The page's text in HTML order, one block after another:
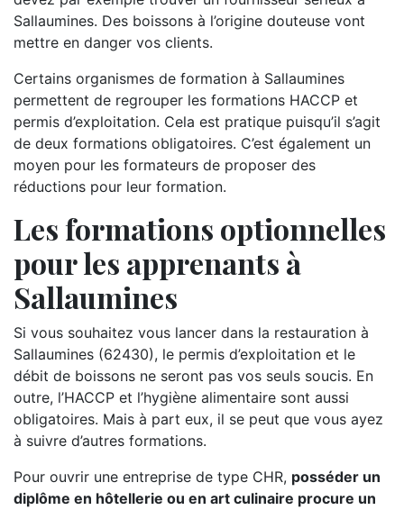
Sallaumines. Des boissons à l’origine douteuse vont
mettre en danger vos clients.
Certains organismes de formation à Sallaumines
permettent de regrouper les formations HACCP et
permis d’exploitation. Cela est pratique puisqu’il s’agit
de deux formations obligatoires. C’est également un
moyen pour les formateurs de proposer des
réductions pour leur formation.
Les formations optionnelles
pour les apprenants à
Sallaumines
Si vous souhaitez vous lancer dans la restauration à
Sallaumines (62430), le permis d’exploitation et le
débit de boissons ne seront pas vos seuls soucis. En
outre, l’HACCP et l’hygiène alimentaire sont aussi
obligatoires. Mais à part eux, il se peut que vous ayez
à suivre d’autres formations.
Pour ouvrir une entreprise de type CHR, posséder un
diplôme en hôtellerie ou en art culinaire procure un